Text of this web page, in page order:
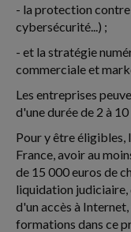
- la protection contre
cybersécurité...) ;
- et la stratégie
commerciale et
Les entreprises
d'une durée de 2 à 10
Pour y être éligibles,
France, avoir au
de 15 000 euros de
liquidation
d'un accès à
formations dans ce